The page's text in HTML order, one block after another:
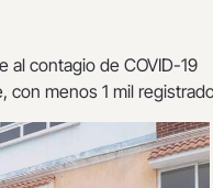
al contagio de COVID-19
con menos 1 mil